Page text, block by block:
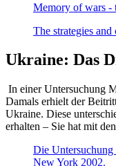
Memory of wars -
The strategies
Ukraine: Das
In einer Untersuchung
Damals erhielt der
Ukraine. Diese
erhalten – Sie hat mit
Die
New York 2002.